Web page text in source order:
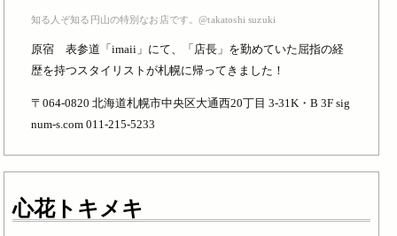
知る人ぞ知る円山の特別なお店です。@takatoshi suzuki
原宿 表参道「imaii」にて、「店長」を勤めていた屈指の経
歴を持つスタイリストが札幌に帰ってきました！
〒064-0820 北海道札幌市中央区大通西20丁目 3-31K・B 3F sig
num-s.com 011-215-5233
心花トキメキ